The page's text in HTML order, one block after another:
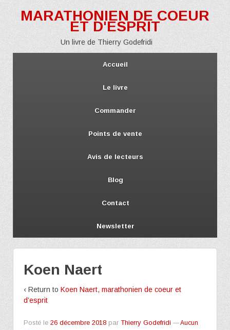
MARATHONIEN DE COEUR
ET D'ESPRIT
Un livre de Thierry Godefridi
Accueil
Le livre
Commander
Points de vente
Avis de lecteurs
Blog
Contact
Newsletter
Koen Naert
‹ Return to Koen Naert, marathonien de coeur et
d’esprit
Posté le 26 décembre 2018 par Thierry Godefridi —Aucun